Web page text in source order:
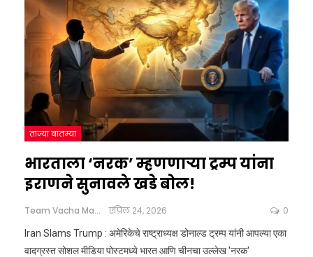
ताज्या बातम्या
भारताला ‘नरक’ म्हणणाऱ्या ट्रम्प यांना
इराणने सुनावले खडे बोल!
Team Vacha Marathi एप्रिल 24, 2026 0
Iran Slams Trump : अमेरिकेचे राष्ट्राध्यक्ष डोनाल्ड ट्रम्प यांनी आपल्या एका
वादग्रस्त सोशल मीडिया पोस्टमध्ये भारत आणि चीनचा उल्लेख 'नरक'